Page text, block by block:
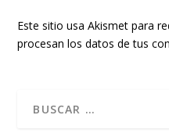
Este sitio usa Akismet para
procesan los datos de tus